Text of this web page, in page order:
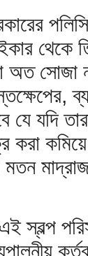
থেকে
অত সোজা
যদি
করা
মতন
স্বল্প